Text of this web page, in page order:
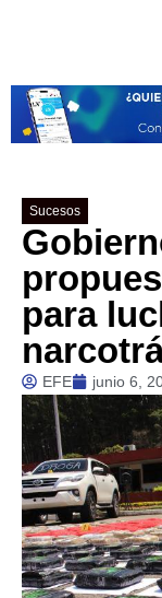
Sucesos
para
EFE junio 6,